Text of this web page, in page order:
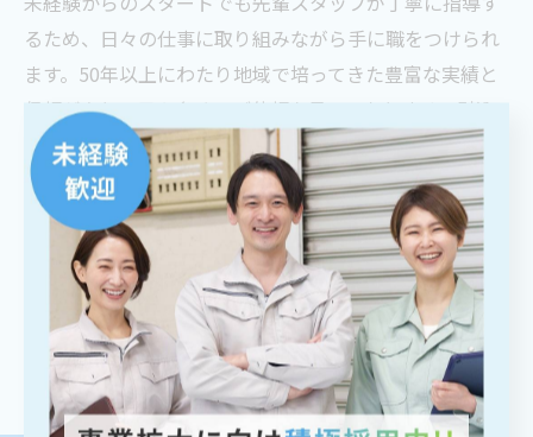
るため、日々の仕事に取り組みながら手に職をつけられ
ます。50年以上にわたり地域で培ってきた豊富な実績と
信頼があり、日々多くのご依頼を承っております。引込
線工事を主とする店舗や工場での設備工事を手掛けてお
り、大きな力は必要としないため性別に関係なく活躍で
きます。
岐阜で未経験からステップアップ